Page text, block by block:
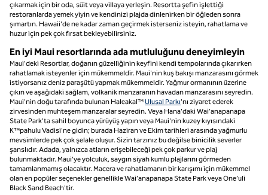
çıkarmak için bir oda, süit veya villaya yerleşin. Resortta şefin işlettiği
restoranlarda yemek yiyin ve kendinizi plajda dinlenirken bir öğleden sonra
şımartın. Hawaii'de ne kadar zaman geçirmek isterseniz isteyin, rahatlama ve
huzur için pek çok fırsat bekleyebilirsiniz.
En iyi Maui resortlarında ada mutluluğunu deneyimleyin
Maui'deki Resortlar, doğanın güzelliğinin keyfini kendi tempolarında çıkarırken
rahatlamak isteyenler için mükemmeldir. Maui'nin kuş bakışı manzarasını görmek
istiyorsanız deniz paraşütü yapmak mükemmeldir. Yağmur ormanının üzerine
çıkın ve aşağıdaki sağlam, volkanik manzaranın havadan manzarasını seyredin.
Maui'nin doğu tarafında bulunan Haleakal™Ulusal Parkı'nı ziyaret ederek
zirvesinden muhteşem manzaralar seyredin. Veya Hana'daki Wai’anapanapa
State Park'ta sahil boyunca yürüyüş yapın veya Maui'nin kuzey kıyısındaki
K™pahulu Vadisi'ne gidin; burada Haziran ve Ekim tarihleri arasında yağmurlu
mevsimlerde pek çok şelale oluşur. Sizin tarzınız bu değilse binicilik severler
şanslıdır. Adada, yalnızca atların erişebileceği pek çok parkur ve plaj
bulunmaktadır. Maui'ye yolculuk, saygın siyah kumlu plajlarını görmeden
tamamlanmamış olacaktır. Macera ve rahatlamanın bir karışımı için mükemmel
olan en popüler seçenekler genellikle Wai’anapanapa State Park veya One’uli
Black Sand Beach'tir.